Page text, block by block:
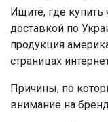
Ищите, где
доставкой по
продукция
страницах
Причины, по
внимание на